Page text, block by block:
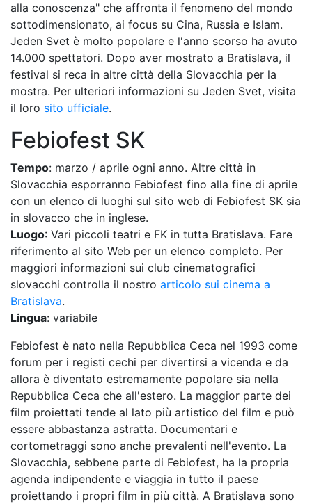
alla conoscenza" che affronta il fenomeno del mondo
sottodimensionato, ai focus su Cina, Russia e Islam.
Jeden Svet è molto popolare e l'anno scorso ha avuto
14.000 spettatori. Dopo aver mostrato a Bratislava, il
festival si reca in altre città della Slovacchia per la
mostra. Per ulteriori informazioni su Jeden Svet, visita
il loro sito ufficiale.
Febiofest SK
Tempo: marzo / aprile ogni anno. Altre città in
Slovacchia esporranno Febiofest fino alla fine di aprile
con un elenco di luoghi sul sito web di Febiofest SK sia
in slovacco che in inglese.
Luogo: Vari piccoli teatri e FK in tutta Bratislava. Fare
riferimento al sito Web per un elenco completo. Per
maggiori informazioni sui club cinematografici
slovacchi controlla il nostro articolo sui cinema a
Bratislava.
Lingua: variabile
Febiofest è nato nella Repubblica Ceca nel 1993 come
forum per i registi cechi per divertirsi a vicenda e da
allora è diventato estremamente popolare sia nella
Repubblica Ceca che all'estero. La maggior parte dei
film proiettati tende al lato più artistico del film e può
essere abbastanza astratta. Documentari e
cortometraggi sono anche prevalenti nell'evento. La
Slovacchia, sebbene parte di Febiofest, ha la propria
agenda indipendente e viaggia in tutto il paese
proiettando i propri film in più città. A Bratislava sono